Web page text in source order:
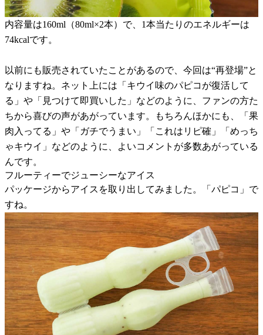
内容量は160ml（80ml×2本）で、1本当たりのエネルギーは
74kcalです。
以前にも販売されていたことがあるので、今回は“再登場”と
なりますね。ネット上には「キウイ味のパピコが復活して
る」や「見つけて即買いした」などのように、ファンの方た
ちから喜びの声があがっています。もちろんほかにも、「果
肉入ってる」や「ガチでうまい」「これはリピ確」「めっち
ゃキウイ」などのように、よいコメントが多数あがっている
んです。
フルーティーでジューシーなアイス
パッケージからアイスを取り出してみました。「パピコ」で
すね。